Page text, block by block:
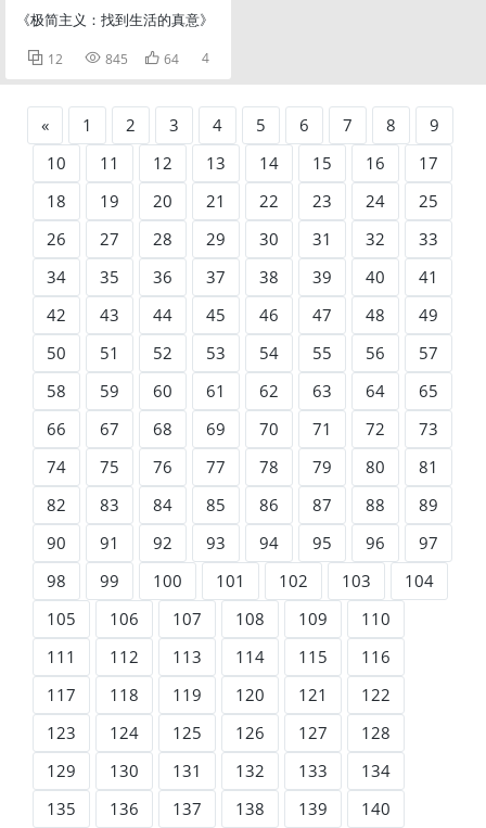
《极简主义：找到生活的真意》
 12  845  64 4
« 1 2 3 4 5 6 7 8
9
10
11 12 13 14 15 16
17
18
19 20 21 22 23 24
25
26
27 28 29 30 31 32
33
34
35 36 37 38 39 40
41
42
43 44 45 46 47 48
49
50
51 52 53 54 55 56
57
58
59 60 61 62 63 64
65
66
67 68 69 70 71 72
73
74
75 76 77 78 79 80
81
82
83 84 85 86 87 88
89
90
91 92 93 94 95 96
97
98
99 100 101 102 103
104
105
106 107 108 109
110
111
112 113 114 115
116
117
118 119 120 121
122
123
124 125 126 127
128
129
130 131 132 133
134
135
136 137 138 139
140